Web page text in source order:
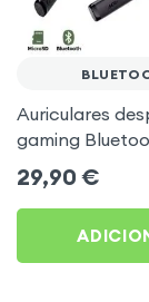
Auriculares
gaming
pescoço
Acefast pretos
29,90 €